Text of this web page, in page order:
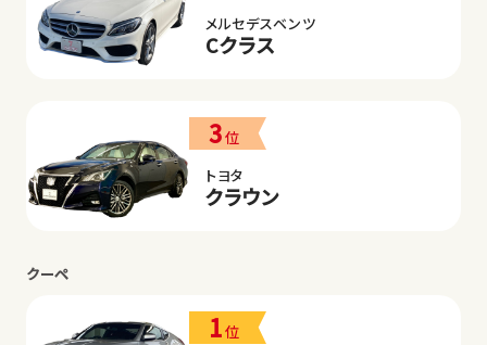
メルセデスベンツ
Cクラス
3位
トヨタ
クラウン
クーペ
1位